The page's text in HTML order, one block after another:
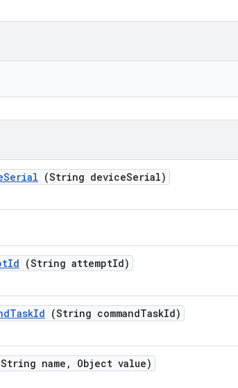
Serial (String deviceSerial)
Id (String attemptId)
TaskId (String commandTaskId)
name , Object value)